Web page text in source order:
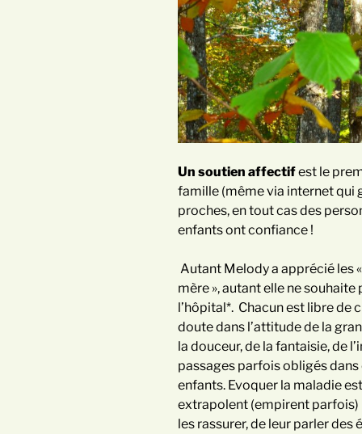
Un soutien affectifest le
famille (même via internet qui
proches, en tout cas des
enfants ont confiance !
Autant Melody a apprécié les
mère », autant elle ne
l’hôpital*. Chacun est libre de
doute dans l’attitude de la
la douceur, de la fantaisie, de
passages parfois obligés
enfants. Evoquer la maladie
extrapolent (empirent parfois)
les rassurer, de leur parler